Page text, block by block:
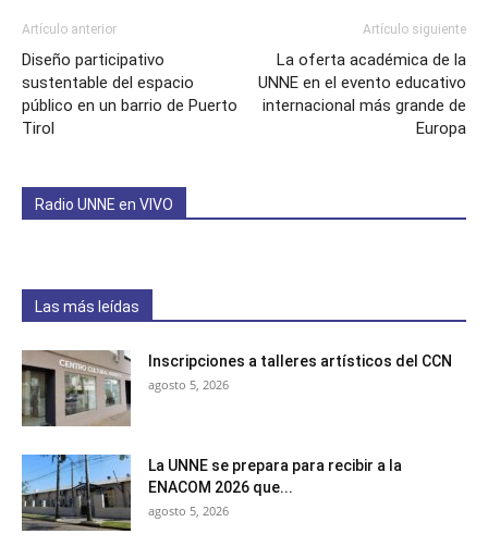
Artículo anterior
Diseño participativo
sustentable del espacio
público en un barrio de Puerto
Tirol
Artículo siguiente
La oferta académica de la
UNNE en el evento educativo
internacional más grande de
Europa
Radio UNNE en VIVO
Las más leídas
Inscripciones a talleres artísticos del CCN
agosto 5, 2026
La UNNE se prepara para recibir a la
ENACOM 2026 que...
agosto 5, 2026